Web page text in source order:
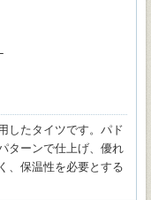
したタイツです。パド
ターンで仕上げ、優れ
、保温性を必要とする